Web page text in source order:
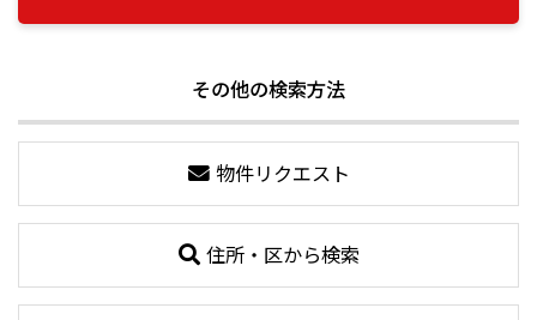
その他の検索方法
物件リクエスト
住所・区から検索